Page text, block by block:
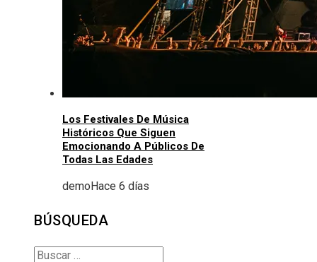
Los Festivales De Música
Históricos Que Siguen
Emocionando A Públicos De
Todas Las Edades
demoHace 6 días
BÚSQUEDA
Buscar: